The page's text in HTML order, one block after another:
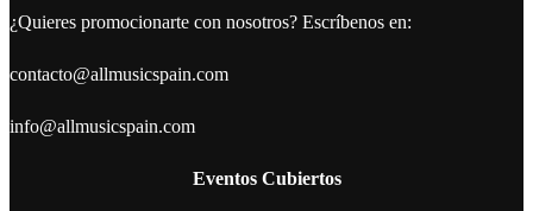
¿Quieres promocionarte con nosotros? Escríbenos en:
contacto@allmusicspain.com
info@allmusicspain.com
Eventos Cubiertos